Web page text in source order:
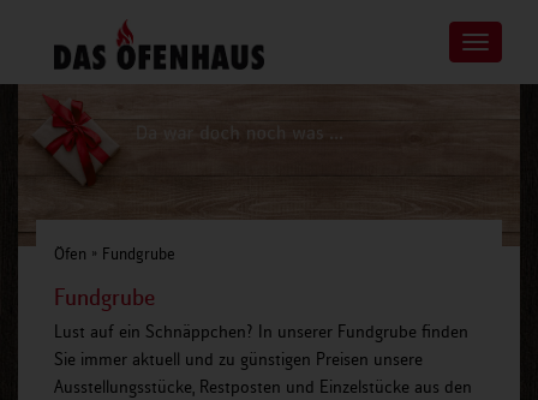
Toggle
Öfen » Fundgrube
Fundgrube
Lust auf ein Schnäppchen? In unserer Fundgrube finden
Sie immer aktuell und zu günstigen Preisen unsere
Ausstellungsstücke, Restposten und Einzelstücke aus den